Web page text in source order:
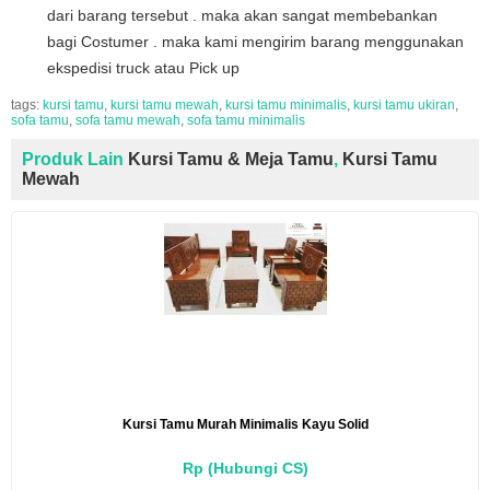
dari barang tersebut . maka akan sangat membebankan
bagi Costumer . maka kami mengirim barang menggunakan
ekspedisi truck atau Pick up
tags: kursi tamu, kursi tamu mewah, kursi tamu minimalis, kursi tamu ukiran,
sofa tamu, sofa tamu mewah, sofa tamu minimalis
Produk Lain Kursi Tamu & Meja Tamu, Kursi Tamu
Mewah
Kursi Tamu Murah Minimalis Kayu Solid
Rp (Hubungi CS)